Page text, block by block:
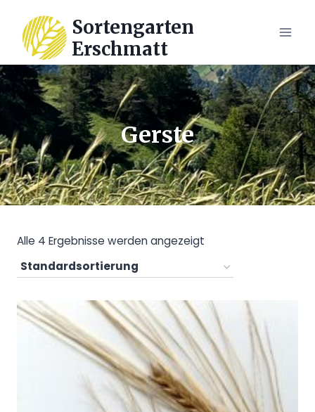
Inhalt
springen
Sortengarten
Erschmatt
Gerste
Alle 4 Ergebnisse werden angezeigt